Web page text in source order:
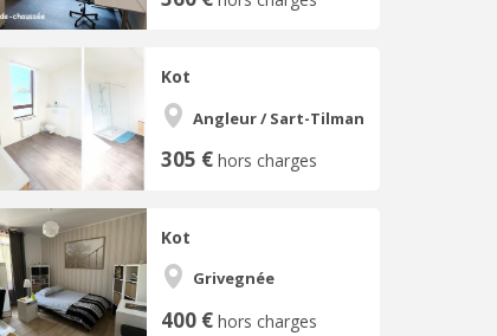
Kot
Angleur / Sart-Tilman
305 € hors charges
Kot
Grivegnée
400 € hors charges